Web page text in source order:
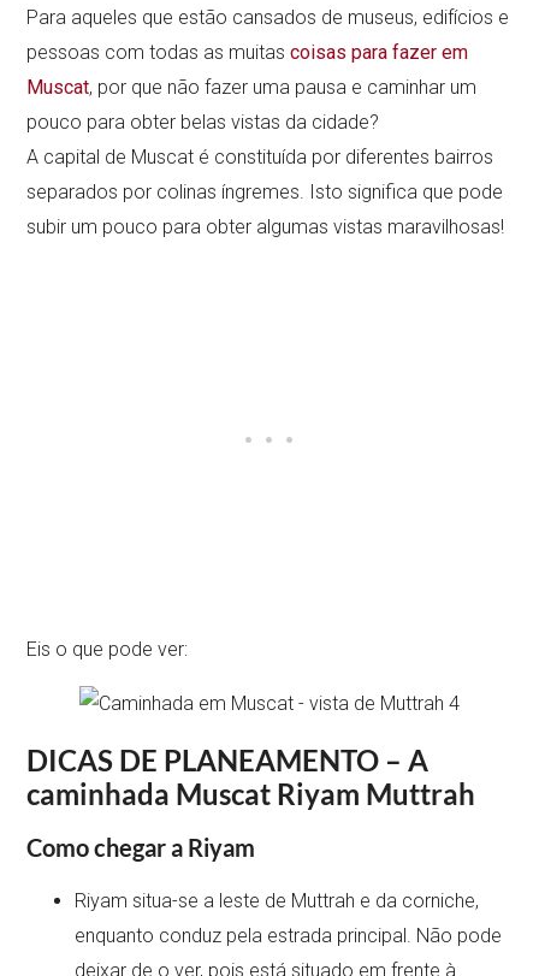
Para aqueles que estão cansados de museus, edifícios e
pessoas com todas as muitascoisas para fazer em
Muscat, por que não fazer uma pausa e caminhar um
pouco para obter belas vistas da cidade?
A capital de Muscat é constituída por diferentes bairros
separados por colinas íngremes. Isto significa que pode
subir um pouco para obter algumas vistas maravilhosas!
Eis o que pode ver:
DICAS DE PLANEAMENTO – A
caminhada Muscat Riyam Muttrah
Como chegar a Riyam
Riyam situa-se a leste de Muttrah e da corniche,
enquanto conduz pela estrada principal. Não pode
deixar de o ver, pois está situado em frente à